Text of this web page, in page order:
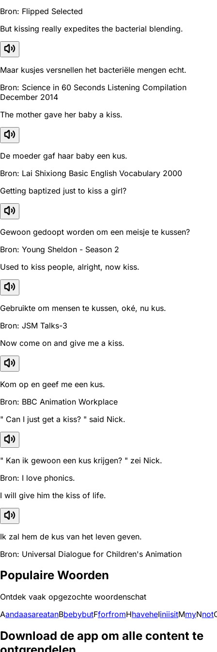
Bron: Flipped Selected
But kissing really expedites the bacterial blending.
Maar kusjes versnellen het bacteriële mengen echt.
Bron: Science in 60 Seconds Listening Compilation
December 2014
The mother gave her baby a kiss.
De moeder gaf haar baby een kus.
Bron: Lai Shixiong Basic English Vocabulary 2000
Getting baptized just to kiss a girl?
Gewoon gedoopt worden om een ​​meisje te kussen?
Bron: Young Sheldon - Season 2
Used to kiss people, alright, now kiss.
Gebruikte om mensen te kussen, oké, nu kus.
Bron: JSM Talks-3
Now come on and give me a kiss.
Kom op en geef me een kus.
Bron: BBC Animation Workplace
" Can I just get a kiss? " said Nick.
" Kan ik gewoon een kus krijgen? " zei Nick.
Bron: I love phonics.
I will give him the kiss of life.
Ik zal hem de kus van het leven geven.
Bron: Universal Dialogue for Children's Animation
Populaire Woorden
Ontdek vaak opgezochte woordenschat
AandaasareatanBbebybutFforfromHhaveheIiniisitMmyNnot
Download de app om alle content te